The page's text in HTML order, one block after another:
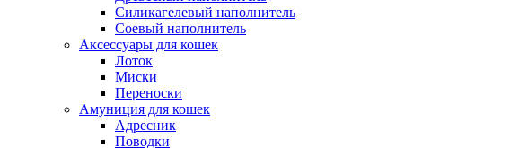
Силикагелевый наполнитель
Соевый наполнитель
Аксессуары для кошек
Лоток
Миски
Переноски
Амуниция для кошек
Адресник
Поводки